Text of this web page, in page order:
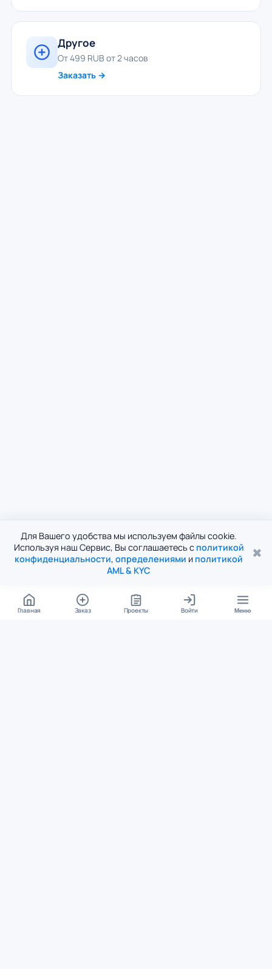
Для Вашего удобства мы используем файлы cookie.
Используя наш Сервис, Вы соглашаетесь с политикой
конфиденциальности, определениями и политикой
AML & KYC
✖
Главная Заказ Проекты Войти Меню
Другое
От 499 RUB от 2 часов
Заказать →